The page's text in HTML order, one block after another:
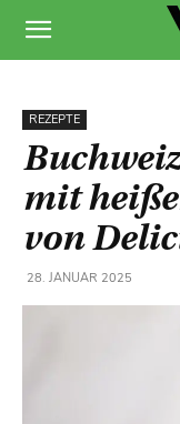
REZEPTE
mit
von
28. JANUAR 2025